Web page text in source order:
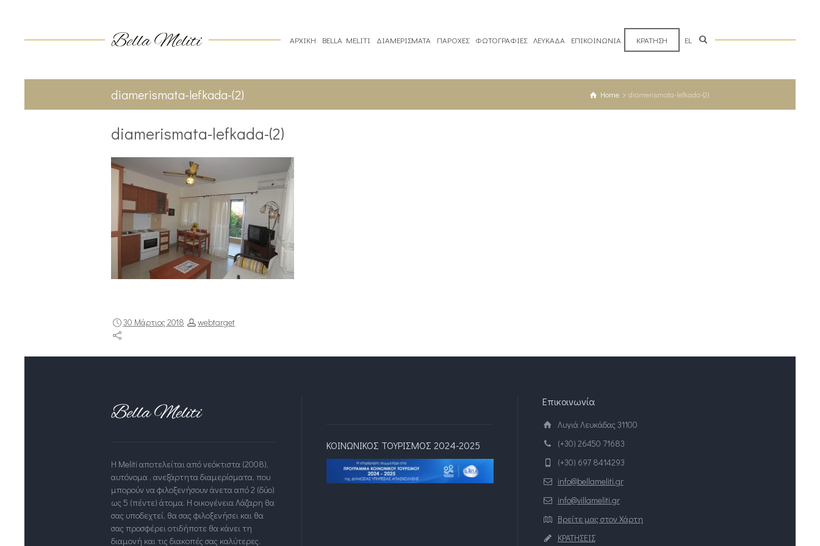
ΑΡΧΙΚΗ BELLA MELITI ΔΙΑΜΕΡΙΣΜΑΤΑ ΠΑΡΟΧΕΣ ΦΩΤΟΓΡΑΦΙΕΣ ΛΕΥΚΑΔΑ ΕΠΙΚΟΙΝΩΝΙΑ ΚΡΑΤΗΣΗ EL
diamerismata-lefkada-(2) Home diamerismata-lefkada-(2)
diamerismata-lefkada-(2)
30 Μάρτιος 2018 webtarget
Η Meliti αποτελείται από νεόκτιστα (2008),
αυτόνομα , ανεξάρτητα διαμερίσματα, που
μπορούν να φιλοξενήσουν άνετα από 2 (δύο)
ως 5 (πέντε) άτομα. Η οικογένεια Λάζαρη θα
σας υποδεχτεί, θα σας φιλοξενήσει και θα
σας προσφέρει οτιδήποτε θα κάνει τη
διαμονή και τις διακοπές σας καλύτερες.
ΚΟΙΝΩΝΙΚΟΣ ΤΟΥΡΙΣΜΟΣ 2024-2025
Επικοινωνία
Λυγιά Λευκάδας 31100
(+30) 26450 71683
(+30) 697 8414293
info@bellameliti.gr
info@villameliti.gr
Βρείτε μας στον Χάρτη
ΚΡΑΤΗΣΕΙΣ